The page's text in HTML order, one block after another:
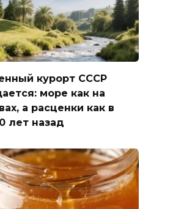
курорт СССР
море как на
а расценки как в
лет назад